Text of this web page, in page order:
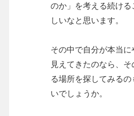
のか」を考える続け
しいなと思います。
その中で自分が本当
見えてきたのなら、
る場所を探してみる
いでしょうか。